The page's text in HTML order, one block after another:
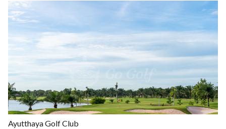
Ayutthaya Golf Club